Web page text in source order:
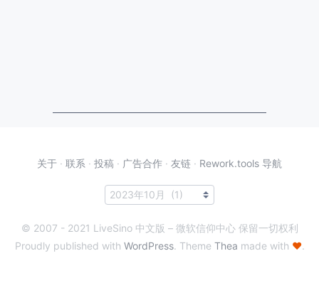
关于 · 联系 · 投稿 · 广告合作 · 友链 · Rework.tools 导航
© 2007 - 2021 LiveSino 中文版 – 微软信仰中心 保留一切权利
Proudly published with WordPress. Theme Thea made with ♥.